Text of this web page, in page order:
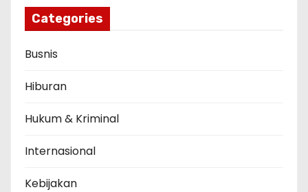
Categories
Busnis
Hiburan
Hukum & Kriminal
Internasional
Kebijakan